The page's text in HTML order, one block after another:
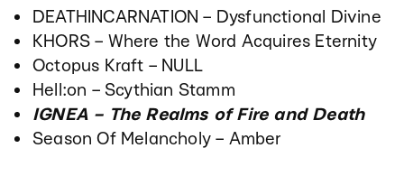
DEATHINCARNATION – Dysfunctional Divine
KHORS – Where the Word Acquires Eternity
Octopus Kraft – NULL
Hell:on – Scythian Stamm
IGNEA – The Realms of Fire and Death
Season Of Melancholy – Amber